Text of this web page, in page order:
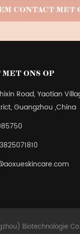
CONTACT MET
ONS OP
Road, Yaotian
Guangzhou ,China
Biotechnologie